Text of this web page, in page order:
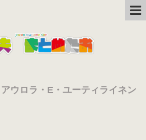
アウロラ・E・ユーティライネン